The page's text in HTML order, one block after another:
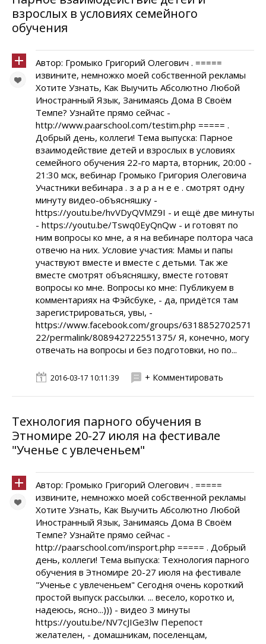
взрослых в условиях семейного
обучения
Автор: Громыко Григорий Олегович . =====
извините, немножко моей собственной рекламы
Хотите Узнать, Как Выучить Абсолютно Любой
Иностранный Язык, Занимаясь Дома В Своём
Темпе? Узнайте прямо сейчас -
http://www.paarschool.com/testim.php ===== .
Добрый день, коллеги! Тема выпуска: Парное
взаимодействие детей и взрослых в условиях
семейного обучения 22-го марта, вторник, 20:00 -
21:30 мск, вебинар Громыко Григория Олеговича
Участники вебинара . з а р а н е е . смотрят одну
минуту видео-объясняшку -
https://youtu.be/hvVDyQVMZ9I - и ещё две минуты
- https://youtu.be/Tswq0EyQnQw - и готовят по
ним вопросы ко мне, а я на вебинаре полтора часа
отвечю на них. Условие участия: Мамы и папы
участвуют вместе и вместе с детьми. Так же
вместе смотрят объясняшку, вместе готовят
вопросы ко мне. Вопросы ко мне: Публикуем в
комментариях на Фэйсбуке, - да, придётся там
зарегистрироваться, увы, -
https://www.facebook.com/groups/6318852702571
22/permalink/808942722551375/ Я, конечно, могу
отвечать на вопросы и без подготовки, но по...
2016-03-17 10:11:39 + Комментировать
Технология парного обучения в
Этномире 20-27 июля на фестивале
"Ученье с увлеченьем"
Автор: Громыко Григорий Олегович . =====
извините, немножко моей собственной рекламы
Хотите Узнать, Как Выучить Абсолютно Любой
Иностранный Язык, Занимаясь Дома В Своём
Темпе? Узнайте прямо сейчас -
http://paarschool.com/insport.php ===== . Добрый
день, коллеги! Тема выпуска: Технология парного
обучения в Этномире 20-27 июля на фестивале
"Ученье с увлеченьем" Сегодня очень короткий
простой выпуск рассылки. ... весело, коротко и,
надеюсь, ясно...))) - видео 3 минуты
https://youtu.be/NV7cJIGe3lw Перепост
желателен, - домашникам, поселенцам,